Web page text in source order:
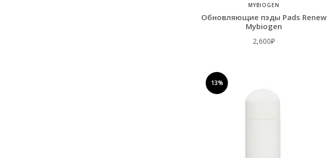
MYBIOGEN
Обновляющие пэды Pads Renew
Mybiogen
2,600₽
13%